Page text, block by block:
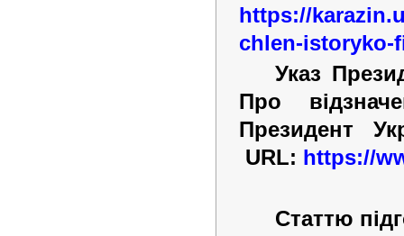
https://
chlen-istoryko-
Указ
Про
Президент
URL: https://
Статтю